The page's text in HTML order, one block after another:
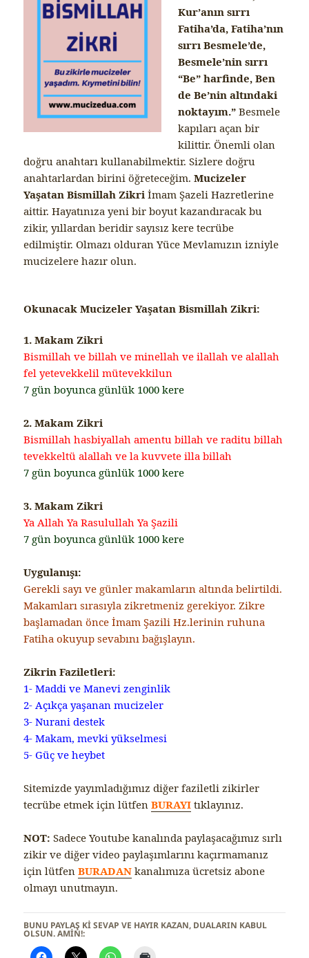
Kur’anın sırrı
Fatiha’da, Fatiha’nın
sırrı Besmele’de,
Besmele’nin sırrı
“Be” harfinde, Ben
de Be’nin altındaki
noktayım.” Besmele
kapıları açan bir
kilittir. Önemli olan
doğru anahtarı kullanabilmektir. Sizlere doğru
anahtarlardan birini öğreteceğim.Mucizeler
Yaşatan Bismillah Zikri İmam Şazeli Hazretlerine
aittir. Hayatınıza yeni bir boyut kazandıracak bu
zikir, yıllardan beridir sayısız kere tecrübe
edilmiştir. Olmazı olduran Yüce Mevlamızın izniyle
mucizelere hazır olun.
Okunacak Mucizeler Yaşatan Bismillah Zikri:
1. Makam Zikri
Bismillah ve billah ve minellah ve ilallah ve alallah
fel yetevekkelil mütevekkilun
7 gün boyunca günlük 1000 kere
2. Makam Zikri
Bismillah hasbiyallah amentu billah ve raditu billah
tevekkeltü alallah ve la kuvvete illa billah
7 gün boyunca günlük 1000 kere
3. Makam Zikri
Ya Allah Ya Rasulullah Ya Şazili
7 gün boyunca günlük 1000 kere
Uygulanışı:
Gerekli sayı ve günler makamların altında belirtildi.
Makamları sırasıyla zikretmeniz gerekiyor. Zikre
başlamadan önce İmam Şazili Hz.lerinin ruhuna
Fatiha okuyup sevabını bağışlayın.
Zikrin Faziletleri:
1- Maddi ve Manevi zenginlik
2- Açıkça yaşanan mucizeler
3- Nurani destek
4- Makam, mevki yükselmesi
5- Güç ve heybet
Sitemizde yayımladığımız diğer faziletli zikirler
tecrübe etmek için lütfenBURAYI tıklayınız.
NOT: Sadece Youtube kanalında paylaşacağımız sırlı
zikir ve diğer video paylaşımlarını kaçırmamanız
için lütfenBURADAN kanalımıza ücretsiz abone
olmayı unutmayın.
BUNU PAYLAŞ KI SEVAP VE HAYIR KAZAN, DUALARIN KABUL
OLSUN. AMİN!: